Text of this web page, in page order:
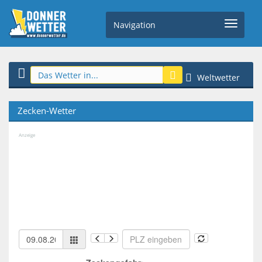
Navigation
Weltwetter
Zecken-Wetter
Anzeige